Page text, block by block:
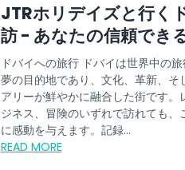
JTRホリデイズと行く
訪 - あなたの信頼でき
ートナー
ドバイへの旅行 ドバイは世界中の
夢の目的地であり、文化、革新、そ
アリーが鮮やかに融合した街です。
ジネス、冒険のいずれで訪れても、
に感動を与えます。記録...
READ MORE